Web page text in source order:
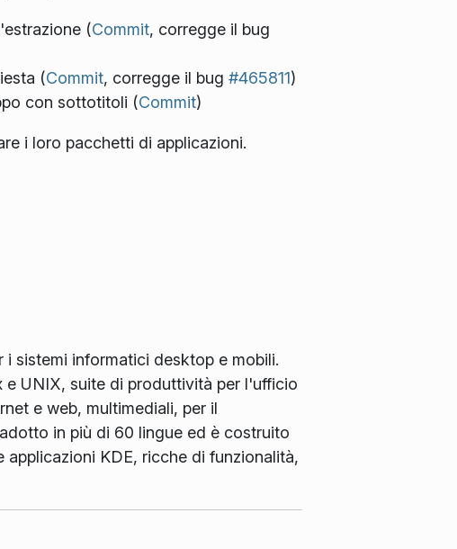
(Commit, corregge il bug
(Commit, corregge il bug #465811)
con sottotitoli (Commit)
i loro pacchetti di applicazioni.
sistemi informatici desktop e mobili.
UNIX, suite di produttività per l'ufficio
e web, multimediali, per il
in più di 60 lingue ed è costruito
KDE, ricche di funzionalità,